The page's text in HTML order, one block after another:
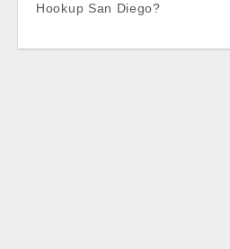
Hookup San Diego?